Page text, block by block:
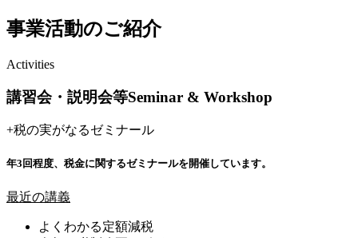
事業活動のご紹介
Activities
講習会・説明会等Seminar & Workshop
+税の実がなるゼミナール
年3回程度、税金に関するゼミナールを開催しています。
最近の講義
よくわかる定額減税